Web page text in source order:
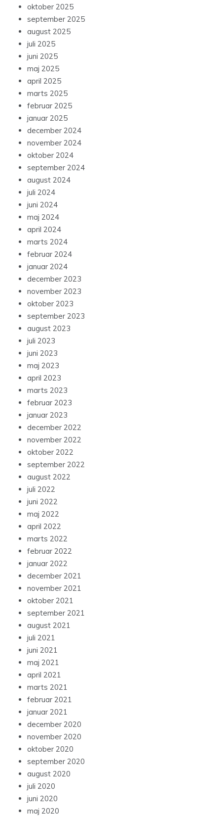
oktober 2025
september 2025
august 2025
juli 2025
juni 2025
maj 2025
april 2025
marts 2025
februar 2025
januar 2025
december 2024
november 2024
oktober 2024
september 2024
august 2024
juli 2024
juni 2024
maj 2024
april 2024
marts 2024
februar 2024
januar 2024
december 2023
november 2023
oktober 2023
september 2023
august 2023
juli 2023
juni 2023
maj 2023
april 2023
marts 2023
februar 2023
januar 2023
december 2022
november 2022
oktober 2022
september 2022
august 2022
juli 2022
juni 2022
maj 2022
april 2022
marts 2022
februar 2022
januar 2022
december 2021
november 2021
oktober 2021
september 2021
august 2021
juli 2021
juni 2021
maj 2021
april 2021
marts 2021
februar 2021
januar 2021
december 2020
november 2020
oktober 2020
september 2020
august 2020
juli 2020
juni 2020
maj 2020